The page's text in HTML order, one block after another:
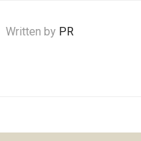
Written by PR